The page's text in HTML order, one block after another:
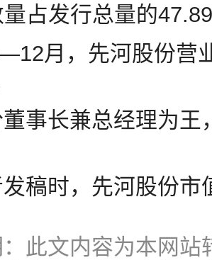
占发行总量的
月，先河股份营
事长兼总经理为
稿时，先河股份市
此文内容为本网